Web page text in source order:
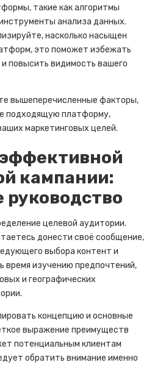
такие как алгоритмы
анализа данных.
насколько насыщен
это поможет избежать
повысить видимость вашего
вышеперечисленные факторы,
подходящую платформу,
маркетинговых целей.
кампании:
руководство
целевой аудитории.
донести своё сообщение,
выбора контент и
время изучению предпочтений,
и географических
концепцию и основные
выражение преимуществ
потенциальным клиентам
обратить внимание именно